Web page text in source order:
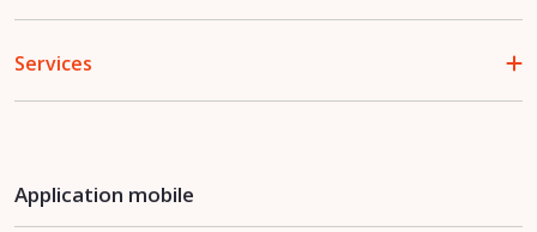
Services
Application mobile